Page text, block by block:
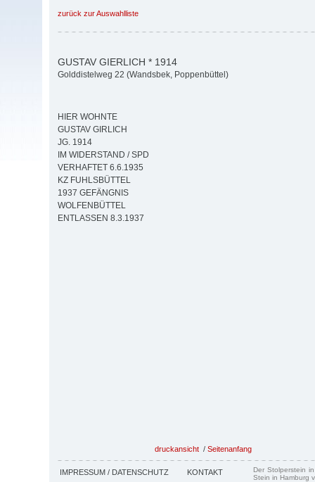
zurück zur Auswahlliste
GUSTAV GIERLICH * 1914
Golddistelweg 22 (Wandsbek, Poppenbüttel)
HIER WOHNTE
GUSTAV GIRLICH
JG. 1914
IM WIDERSTAND / SPD
VERHAFTET 6.6.1935
KZ FUHLSBÜTTEL
1937 GEFÄNGNIS
WOLFENBÜTTEL
ENTLASSEN 8.3.1937
druckansicht / Seitenanfang
IMPRESSUM / DATENSCHUTZ KONTAKT
Der Stolperstein
Stein in Hamburg